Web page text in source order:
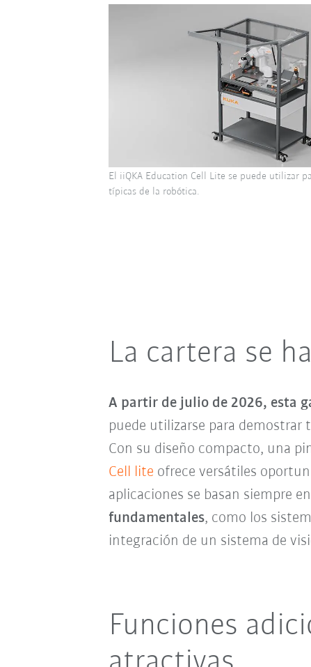
El iiQKA Education Cell Lite se puede utilizar
típicas de la robótica.
La cartera se
A partir de julio de 2026, esta
puede utilizarse para demostrar
Con su diseño compacto, una
Cell lite ofrece versátiles
aplicaciones se basan siempre en
fundamentales, como los
integración de un sistema de
Funciones